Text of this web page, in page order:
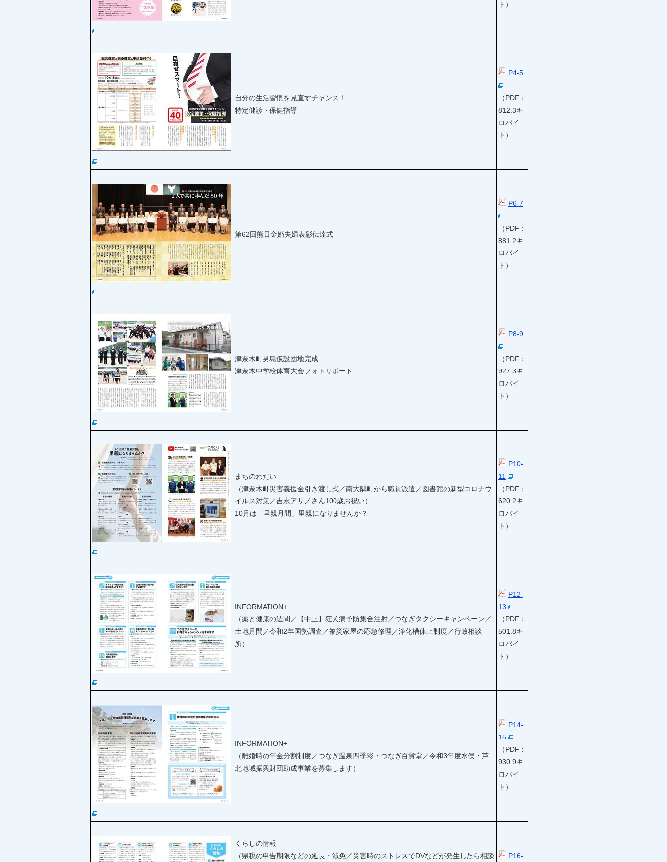
ト）
自分の生活習慣を見直すチャンス！
特定健診・保健指導
P4-5
（PDF：
812.3キ
ロバイ
ト）
第62回熊日金婚夫婦表彰伝達式
P6-7
（PDF：
881.2キ
ロバイ
ト）
津奈木町男島仮設団地完成
津奈木中学校体育大会フォトリポート
P8-9
（PDF：
927.3キ
ロバイ
ト）
まちのわだい
（津奈木町災害義援金引き渡し式／南大隅町から職員派遣／図書館の新型コロナウ
イルス対策／吉永アサノさん100歳お祝い）
10月は「里親月間」里親になりませんか？
P10-
11
（PDF：
620.2キ
ロバイ
ト）
INFORMATION+
（薬と健康の週間／【中止】狂犬病予防集合注射／つなぎタクシーキャンペーン／
土地月間／令和2年国勢調査／被災家屋の応急修理／浄化槽休止制度／行政相談
所）
P12-
13
（PDF：
501.8キ
ロバイ
ト）
INFORMATION+
（離婚時の年金分割制度／つなぎ温泉四季彩・つなぎ百貨堂／令和3年度水俣・芦
北地域振興財団助成事業を募集します）
P14-
15
（PDF：
930.9キ
ロバイ
ト）
くらしの情報
（県税の申告期限などの延長・減免／災害時のストレスでDVなどが発生したら相談
P16-